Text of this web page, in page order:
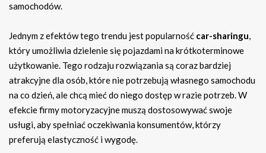
samochodów.
Jednym z efektów tego trendu jest popularność car-sharingu,
który umożliwia dzielenie się pojazdami na krótkoterminowe
użytkowanie. Tego rodzaju rozwiązania są coraz bardziej
atrakcyjne dla osób, które nie potrzebują własnego samochodu
na co dzień, ale chcą mieć do niego dostęp w razie potrzeb. W
efekcie firmy motoryzacyjne muszą dostosowywać swoje
usługi, aby spełniać oczekiwania konsumentów, którzy
preferują elastyczność i wygodę.